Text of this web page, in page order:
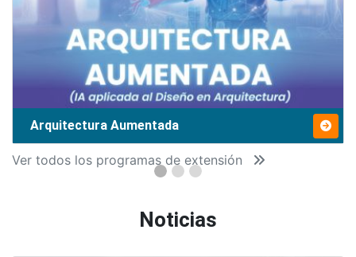
Arquitectura Aumentada
Ver todos los programas de extensión
Noticias